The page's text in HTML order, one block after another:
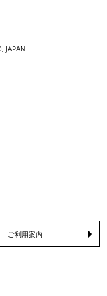
JAPAN
ご利用案内